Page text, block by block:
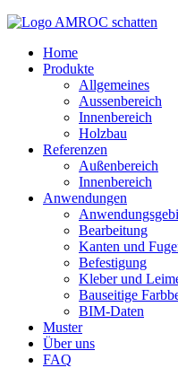
Home
Produkte
Allgemeines
Aussenbereich
Innenbereich
Holzbau
Referenzen
Außenbereich
Innenbereich
Anwendungen
Bearbeitung
Kanten und
Befestigung
Kleber und
Bauseitige
BIM-Daten
Muster
Über uns
FAQ